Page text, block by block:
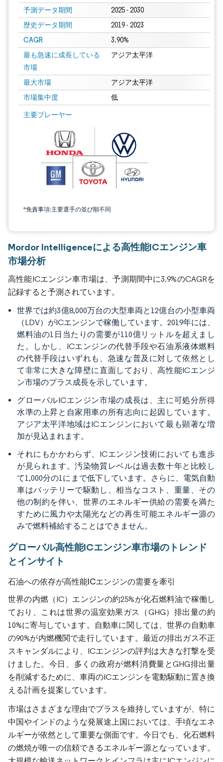
予測データ期間 2025 - 2030
歴史データ期間 2019 - 2023
CAGR 3.90%
最も急速に成長している
市場
アジア太平洋
最大市場 アジア太平洋
市場集中度 低
主要プレーヤー
*免責事項:主要選手の並び順不同
Mordor Intelligenceによる高性能ICエンジン車
市場分析
高性能ICエンジン車市場は、予測期間中に3.9%のCAGRを
記録すると予測されています。
世界では約3億8,000万台の大型車両と12億台の小型車両
（LDV）がICエンジンで稼働しています。2019年には、
燃料油の1日当たりの需要が110億リットルを超えまし
た。しかし、ICエンジンの代替手段や石油系液体燃料
の代替手段はいずれも、急速な普及に対して依然とし
て非常に大きな障壁に直面しており、高性能ICエンジ
ン市場のプラス成長を示しています。
グローバルICエンジン市場の成長は、主に可処分所得
水準の上昇と自家用車の所有志向に起因しています。
アジア太平洋地域はICエンジンにおいて最も顕著な増
加が見込まれます。
それにもかかわらず、ICエンジン技術においても進歩
が見られます。汚染物質レベルは過去数十年と比較し
て1,000分の1にまで低下しています。さらに、電気自動
車はバッテリーで駆動し、相当なコスト、重量、その
他の制約を伴い、世界のエネルギー供給の需要を満た
すために風力や太陽光などの再生可能エネルギー源の
みで燃料補給することはできません。
グローバル高性能ICエンジン車市場のトレンド
とインサイト
石油への依存が高性能ICエンジンの需要を牽引
世界の内燃（IC）エンジンの約25%が化石燃料油で稼働し
ており、これは世界の温室効果ガス（GHG）排出量の約
10%に寄与しています。自動車に関しては、世界の自動車
の90%が内燃機関で走行しています。最近の排出ガス不正
スキャンダルにより、ICエンジンの評判は大きな打撃を受
けました。今日、多くの政府が燃料消費量とGHG排出量
を削減するために、車両のICエンジンを電動駆動に置き換
える計画を提案しています。
市場はさまざまな理由でプラスを維持していますが、特に
中国やインドのような発展途上国においては、手頃なエネ
ルギーが依然として重要な側面です。今日でも、化石燃料
の燃焼が唯一の信頼できるエネルギー源となっています。